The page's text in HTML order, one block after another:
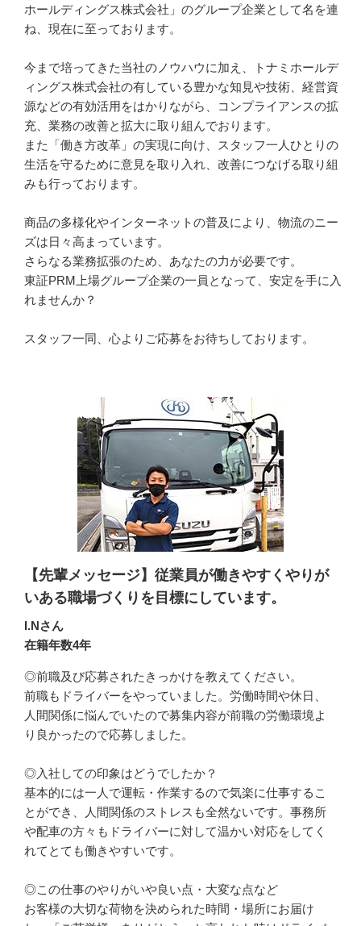
ホールディングス株式会社」のグループ企業として名を連
ね、現在に至っております。
今まで培ってきた当社のノウハウに加え、トナミホールデ
ィングス株式会社の有している豊かな知見や技術、経営資
源などの有効活用をはかりながら、コンプライアンスの拡
充、業務の改善と拡大に取り組んでおります。
また「働き方改革」の実現に向け、スタッフ一人ひとりの
生活を守るために意見を取り入れ、改善につなげる取り組
みも行っております。
商品の多様化やインターネットの普及により、物流のニー
ズは日々高まっています。
さらなる業務拡張のため、あなたの力が必要です。
東証PRM上場グループ企業の一員となって、安定を手に入
れませんか？
スタッフ一同、心よりご応募をお待ちしております。
【先輩メッセージ】従業員が働きやすくやりが
いある職場づくりを目標にしています。
I.Nさん
在籍年数4年
◎前職及び応募されたきっかけを教えてください。
前職もドライバーをやっていました。労働時間や休日、
人間関係に悩んでいたので募集内容が前職の労働環境よ
り良かったので応募しました。
◎入社しての印象はどうでしたか？
基本的には一人で運転・作業するので気楽に仕事するこ
とができ、人間関係のストレスも全然ないです。事務所
や配車の方々もドライバーに対して温かい対応をしてく
れてとても働きやすいです。
◎この仕事のやりがいや良い点・大変な点など
お客様の大切な荷物を決められた時間・場所にお届け